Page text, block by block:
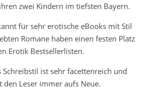
zwei Kindern im tiefsten Bayern.
für sehr erotische eBooks mit Stil
Romane haben einen festen Platz
Erotik Bestsellerlisten.
ist sehr facettenreich und
den Leser immer aufs Neue.